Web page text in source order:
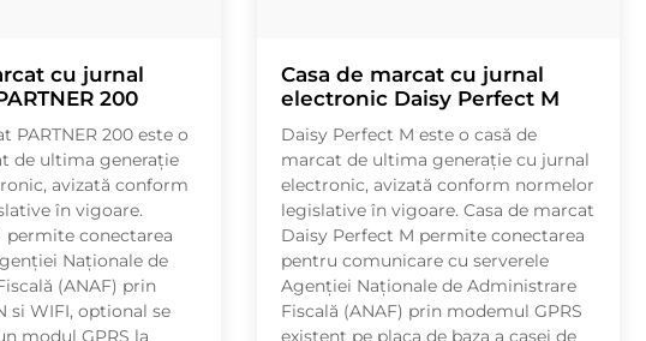
cu jurnal
200
PARTNER 200 este o
de ultima generație
avizată conform
în vigoare.
permite conectarea
Naționale de
(ANAF) prin
si WIFI, optional se
modul GPRS la
Casa de marcat cu jurnal
electronic Daisy Perfect M
Daisy Perfect M este o casă de
marcat de ultima generație cu jurnal
electronic, avizată conform normelor
legislative în vigoare. Casa de marcat
Daisy Perfect M permite conectarea
pentru comunicare cu serverele
Agenției Naționale de Administrare
Fiscală (ANAF) prin modemul GPRS
existent pe placa de baza a casei de